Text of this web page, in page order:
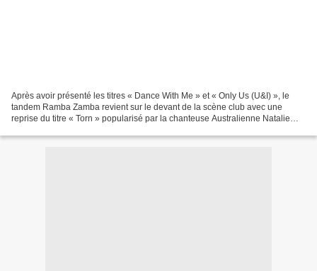
Après avoir présenté les titres « Dance With Me » et « Only Us (U&I) », le
tandem Ramba Zamba revient sur le devant de la scène club avec une
reprise du titre « Torn » popularisé par la chanteuse Australienne Natalie